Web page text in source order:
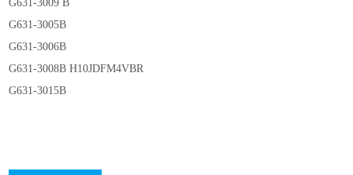
G631-3009 B
G631-3005B
G631-3006B
G631-3008B H10JDFM4VBR
G631-3015B